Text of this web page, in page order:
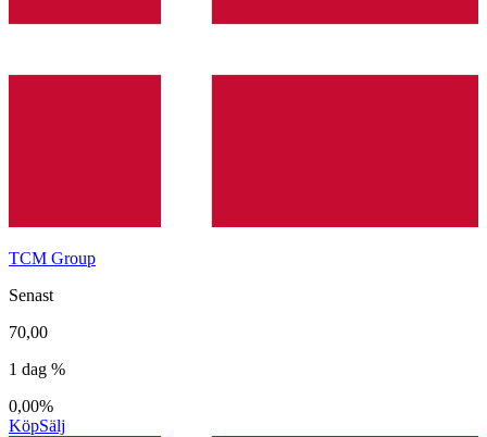
TCM Group
Senast
70,00
1 dag %
0,00%
KöpSälj